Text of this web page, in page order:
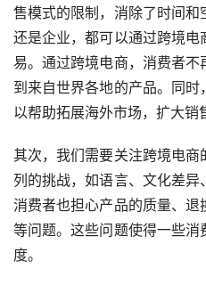
售模式的限制，消除了时间
还是企业，都可以通过跨境
易。通过跨境电商，消费者
到来自世界各地的产品。同
以帮助拓展海外市场，扩大销
其次，我们需要关注跨境电
列的挑战，如语言、文化差异
消费者也担心产品的质量、
等问题。这些问题使得一些
度。